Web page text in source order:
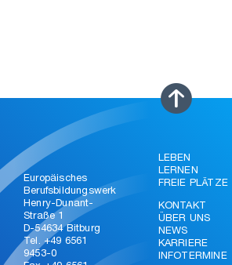
Europäisches
Berufsbildungswerk
Henry-Dunant-
Straße 1
D-54634 Bitburg
Tel. +49 6561
9453-0
LEBEN
LERNEN
FREIE PLÄTZE
KONTAKT
ÜBER UNS
NEWS
KARRIERE
INFOTERMINE